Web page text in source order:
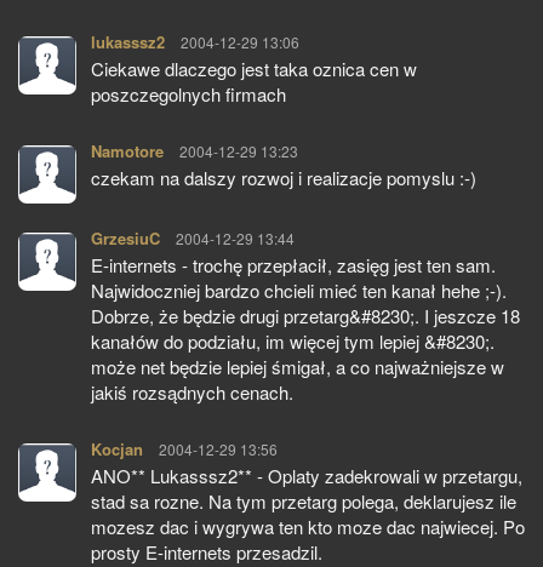
lukasssz2 pisze:
2004-12-29 13:06
Ciekawe dlaczego jest taka oznica cen w
poszczegolnych firmach
Namotore pisze:
2004-12-29 13:23
czekam na dalszy rozwoj i realizacje pomyslu :-)
GrzesiuC pisze:
2004-12-29 13:44
E-internets - trochę przepłacił, zasięg jest ten sam.
Najwidoczniej bardzo chcieli mieć ten kanał hehe ;-).
Dobrze, że będzie drugi przetarg&#8230;. I jeszcze 18
kanałów do podziału, im więcej tym lepiej &#8230;.
może net będzie lepiej śmigał, a co najważniejsze w
jakiś rozsądnych cenach.
Kocjan pisze:
2004-12-29 13:56
ANO** Lukasssz2** - Oplaty zadekrowali w przetargu,
stad sa rozne. Na tym przetarg polega, deklarujesz ile
mozesz dac i wygrywa ten kto moze dac najwiecej. Po
prosty E-internets przesadzil.